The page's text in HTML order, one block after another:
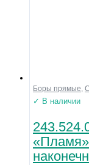
Боры прямые,
✓ В наличии